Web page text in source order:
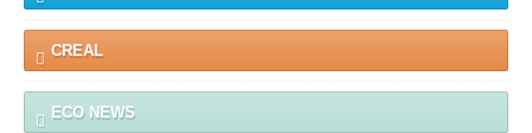
CREAL
ECO NEWS